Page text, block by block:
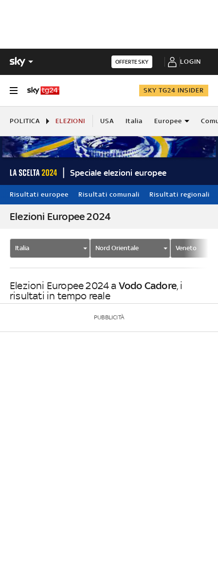
OFFERTE SKY LOGIN
SKY TG24 INSIDER
POLITICA ELEZIONI USA Italia Europee
Speciale elezioni europee
Risultati europee Risultati comunali Risultati regionali
Elezioni Europee 2024
Italia Nord Orientale Veneto
Elezioni Europee 2024 a Vodo Cadore, i
risultati in tempo reale
PUBBLICITÀ